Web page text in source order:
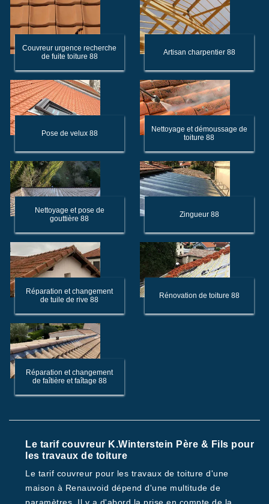
Couvreur urgence recherche
de fuite toiture 88
Artisan charpentier 88
Pose de velux 88
Nettoyage et démoussage de
toiture 88
Nettoyage et pose de
gouttière 88
Zingueur 88
Réparation et changement
de tuile de rive 88
Rénovation de toiture 88
Réparation et changement
de faîtière et faîtage 88
Le tarif couvreur K.Winterstein Père & Fils pour
les travaux de toiture
Le tarif couvreur pour les travaux de toiture d'une
maison à Renauvoid dépend d'une multitude de